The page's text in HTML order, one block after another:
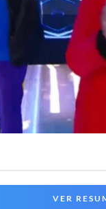
VER